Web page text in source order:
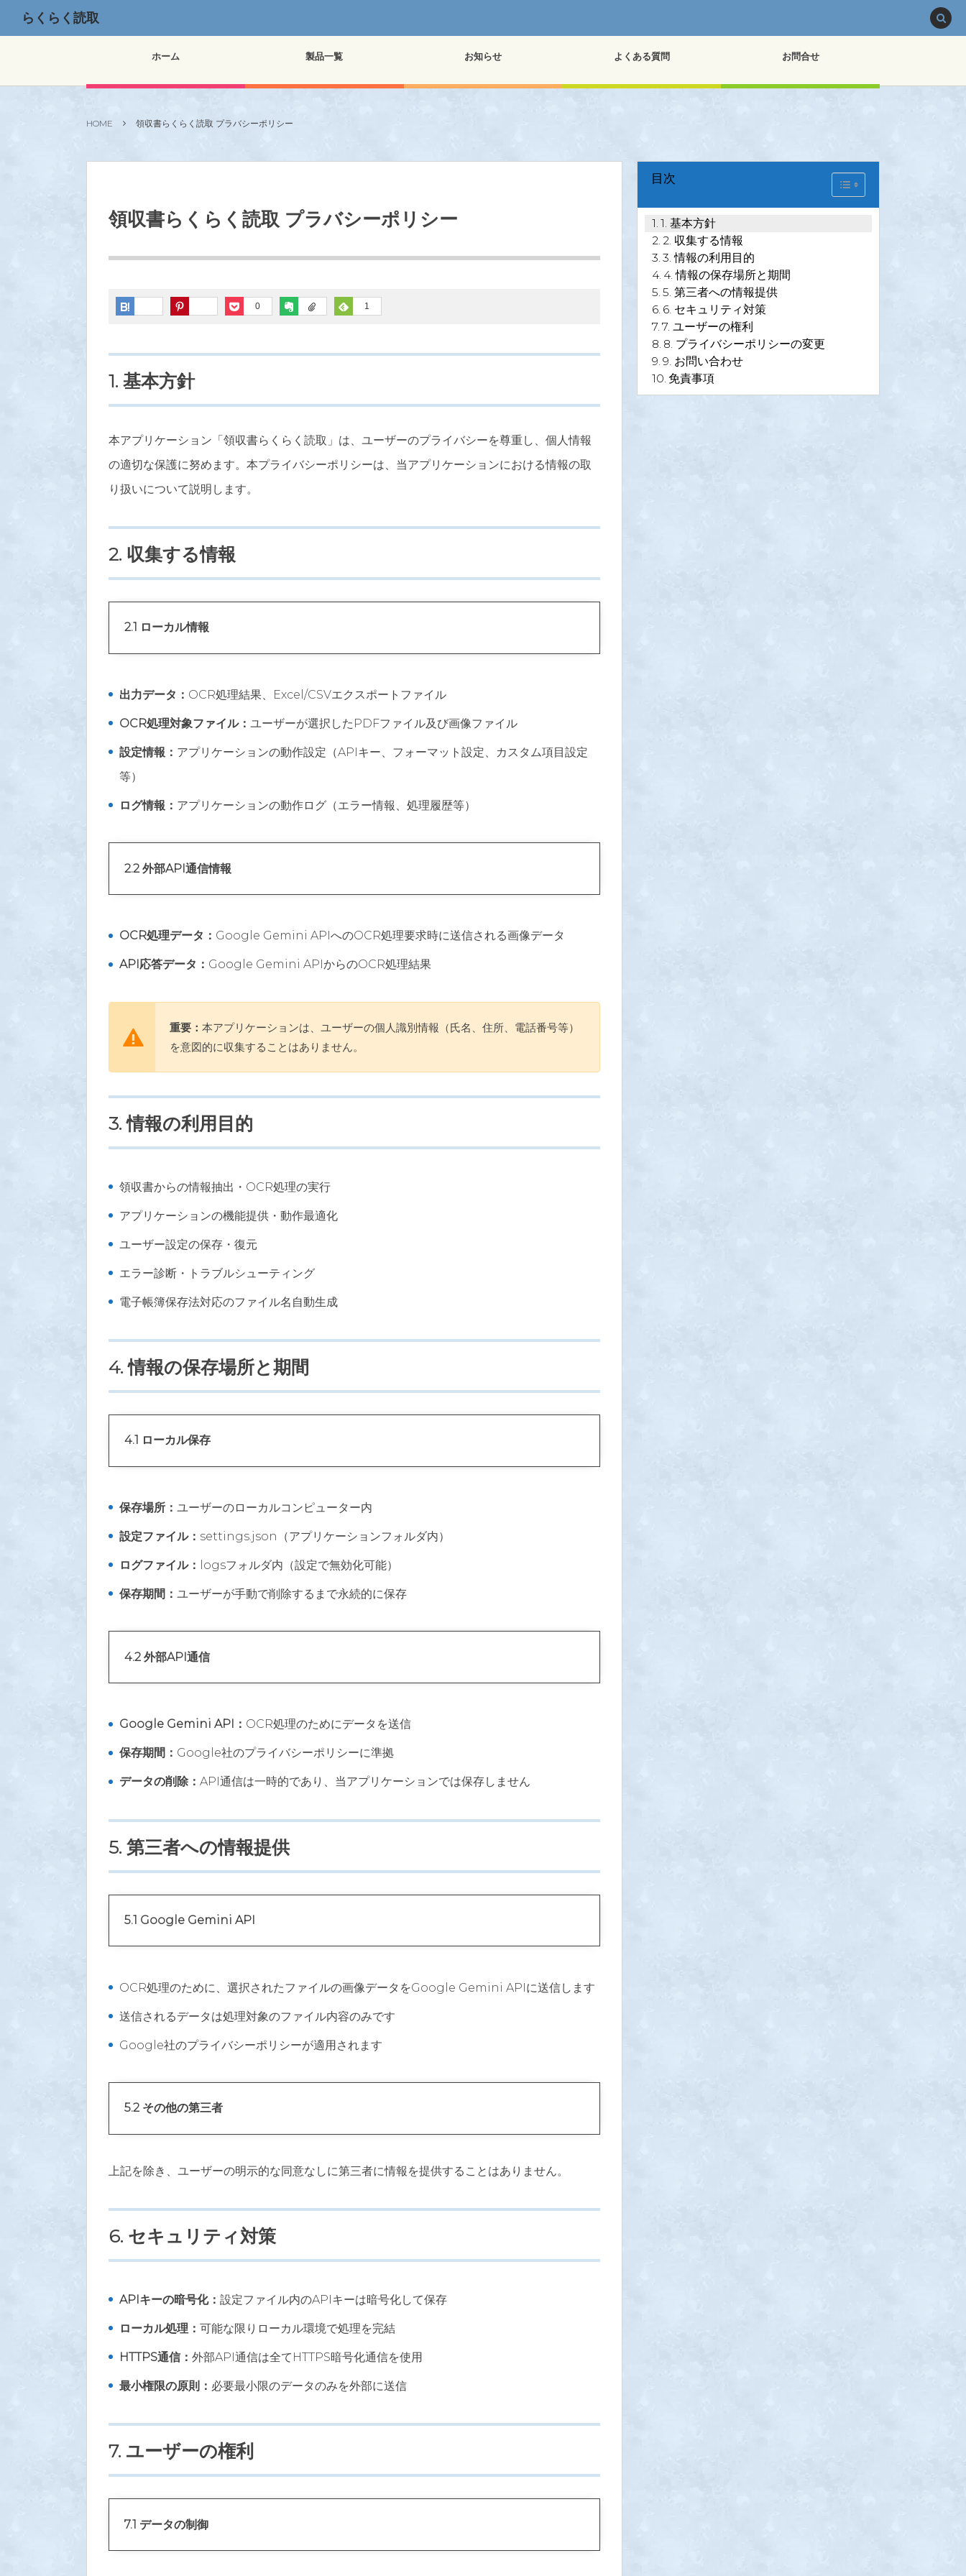
らくらく読取
ホーム 製品一覧 お知らせ よくある質問 お問合せ
HOME 領収書らくらく読取 プラバシーポリシー
領収書らくらく読取 プラバシーポリシー
0 1
1. 基本方針
本アプリケーション「領収書らくらく読取」は、ユーザーのプライバシーを尊重し、個人情報
の適切な保護に努めます。本プライバシーポリシーは、当アプリケーションにおける情報の取
り扱いについて説明します。
2. 収集する情報
2.1 ローカル情報
出力データ： OCR処理結果、Excel/CSVエクスポートファイル
OCR処理対象ファイル： ユーザーが選択したPDFファイル及び画像ファイル
設定情報： アプリケーションの動作設定（APIキー、フォーマット設定、カスタム項目設定
等）
ログ情報： アプリケーションの動作ログ（エラー情報、処理履歴等）
2.2 外部API通信情報
OCR処理データ： Google Gemini APIへのOCR処理要求時に送信される画像データ
API応答データ： Google Gemini APIからのOCR処理結果
重要：本アプリケーションは、ユーザーの個人識別情報（氏名、住所、電話番号等）
を意図的に収集することはありません。
3. 情報の利用目的
領収書からの情報抽出・OCR処理の実行
アプリケーションの機能提供・動作最適化
ユーザー設定の保存・復元
エラー診断・トラブルシューティング
電子帳簿保存法対応のファイル名自動生成
4. 情報の保存場所と期間
4.1 ローカル保存
保存場所： ユーザーのローカルコンピューター内
設定ファイル： settings.json（アプリケーションフォルダ内）
ログファイル： logsフォルダ内（設定で無効化可能）
保存期間： ユーザーが手動で削除するまで永続的に保存
4.2 外部API通信
Google Gemini API： OCR処理のためにデータを送信
保存期間： Google社のプライバシーポリシーに準拠
データの削除： API通信は一時的であり、当アプリケーションでは保存しません
5. 第三者への情報提供
5.1 Google Gemini API
OCR処理のために、選択されたファイルの画像データをGoogle Gemini APIに送信します
送信されるデータは処理対象のファイル内容のみです
Google社のプライバシーポリシーが適用されます
5.2 その他の第三者
上記を除き、ユーザーの明示的な同意なしに第三者に情報を提供することはありません。
6. セキュリティ対策
APIキーの暗号化： 設定ファイル内のAPIキーは暗号化して保存
ローカル処理： 可能な限りローカル環境で処理を完結
HTTPS通信： 外部API通信は全てHTTPS暗号化通信を使用
最小権限の原則： 必要最小限のデータのみを外部に送信
7. ユーザーの権利
7.1 データの制御
目次 Toggle Table of Content
1. 基本方針
2. 収集する情報
3. 情報の利用目的
4. 情報の保存場所と期間
5. 第三者への情報提供
6. セキュリティ対策
7. ユーザーの権利
8. プライバシーポリシーの変更
9. お問い合わせ
免責事項